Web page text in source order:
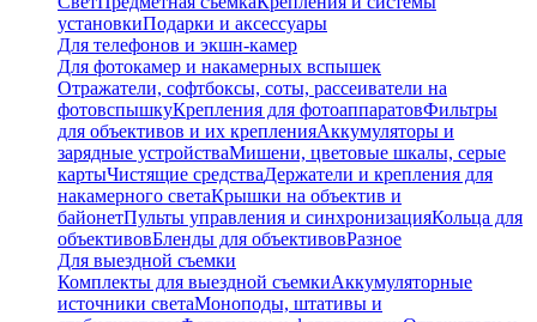
установкиПодарки и аксессуары
Для телефонов и экшн-камер
Для фотокамер и накамерных вспышек
Отражатели, софтбоксы, соты, рассеиватели на
фотовспышкуКрепления для фотоаппаратовФильтры
для объективов и их крепленияАккумуляторы и
зарядные устройстваМишени, цветовые шкалы, серые
картыЧистящие средстваДержатели и крепления для
накамерного светаКрышки на объектив и
байонетПульты управления и синхронизацияКольца для
объективовБленды для объективовРазное
Для выездной съемки
Комплекты для выездной съемкиАккумуляторные
источники светаМоноподы, штативы и